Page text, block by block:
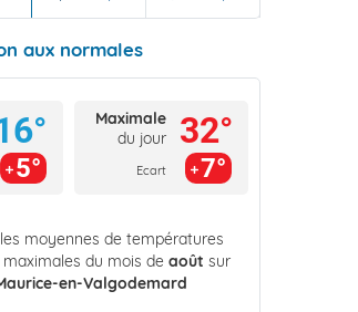
aux normales
5°
Maximale
du jour
Ecart
32°
7°
moyennes de températures
du mois de août sur
en-Valgodemard